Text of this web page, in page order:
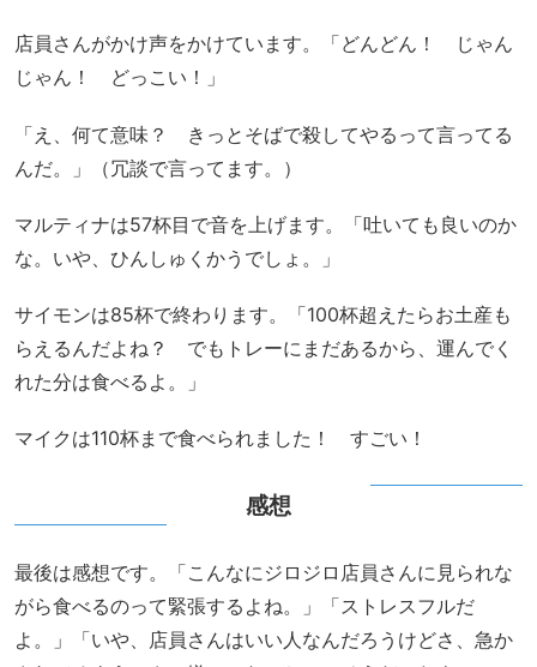
店員さんがかけ声をかけています。「どんどん！ じゃん
じゃん！ どっこい！」
「え、何て意味？ きっとそばで殺してやるって言ってる
んだ。」（冗談で言ってます。）
マルティナは57杯目で音を上げます。「吐いても良いのか
な。いや、ひんしゅくかうでしょ。」
サイモンは85杯で終わります。「100杯超えたらお土産も
らえるんだよね？ でもトレーにまだあるから、運んでく
れた分は食べるよ。」
マイクは110杯まで食べられました！ すごい！
感想
最後は感想です。「こんなにジロジロ店員さんに見られな
がら食べるのって緊張するよね。」「ストレスフルだ
よ。」「いや、店員さんはいい人なんだろうけどさ、急か